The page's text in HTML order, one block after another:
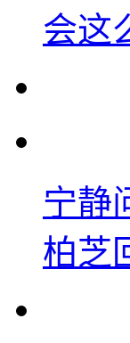
会这
宁静
柏芝